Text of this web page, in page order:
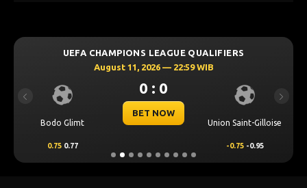
UEFA CHAMPIONS LEAGUE QUALIFIERS
August 11, 2026 — 22:59 WIB
Bodo Glimt
0 : 0
BET NOW
Union Saint-Gilloise
0.75 0.77 -0.75 -0.95
Previous Next